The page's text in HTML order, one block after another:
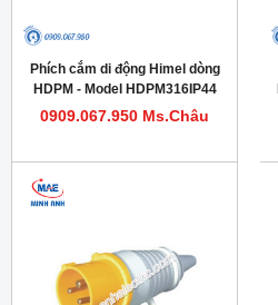
Phích cắm di động Himel dòng
HDPM - Model HDPM316IP44
0909.067.950 Ms.Châu